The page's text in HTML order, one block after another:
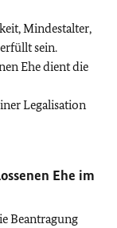
Mindestalter,
sein.
Ehe dient die
Legalisation
Ehe im
Beantragung